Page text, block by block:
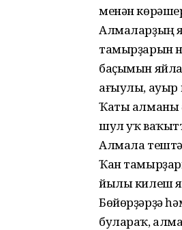
менән
Алмаларҙың
тамырҙарын
баҫымын
ағыулы, ауыр
Ҡаты алманы
шул уҡ
Алмала
Ҡан
йылы килеш
Бөйөрҙәрҙә
булараҡ,